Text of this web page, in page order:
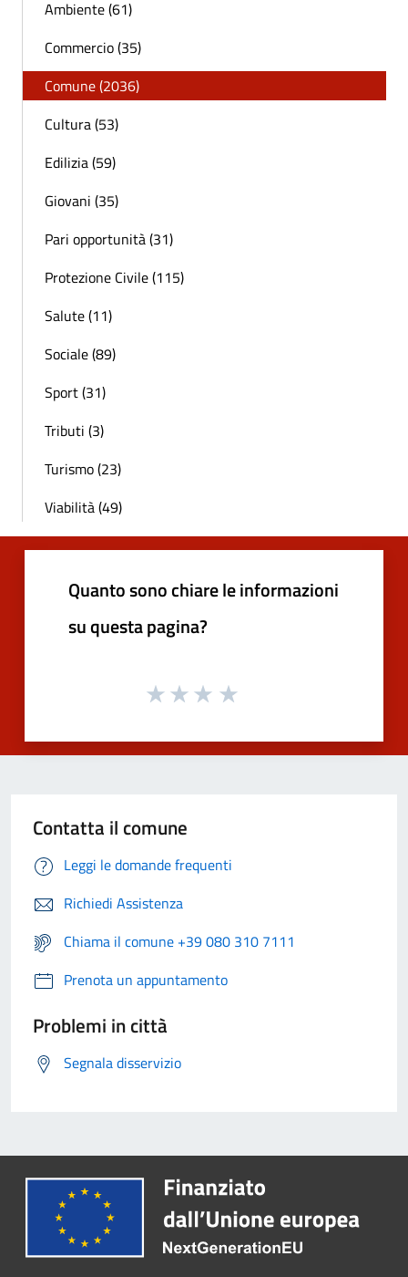
Ambiente (61)
Commercio (35)
Comune (2036)
Cultura (53)
Edilizia (59)
Giovani (35)
Pari opportunità (31)
Protezione Civile (115)
Salute (11)
Sociale (89)
Sport (31)
Tributi (3)
Turismo (23)
Viabilità (49)
Quanto sono chiare le informazioni
su questa pagina?
Contatta il comune
Leggi le domande frequenti
Richiedi Assistenza
Chiama il comune +39 080 310 7111
Prenota un appuntamento
Problemi in città
Segnala disservizio